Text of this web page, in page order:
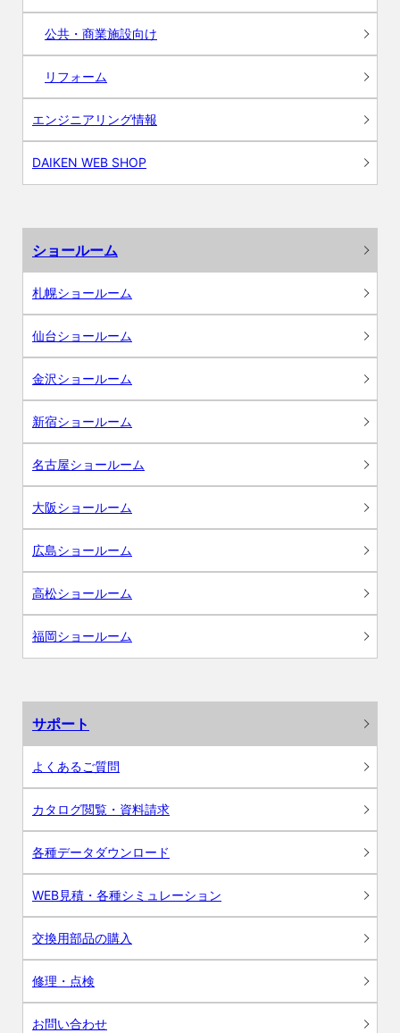
公共・商業施設向け
リフォーム
エンジニアリング情報
DAIKEN WEB SHOP
ショールーム
札幌ショールーム
仙台ショールーム
金沢ショールーム
新宿ショールーム
名古屋ショールーム
大阪ショールーム
広島ショールーム
高松ショールーム
福岡ショールーム
サポート
よくあるご質問
カタログ閲覧・資料請求
各種データダウンロード
WEB見積・各種シミュレーション
交換用部品の購入
修理・点検
お問い合わせ